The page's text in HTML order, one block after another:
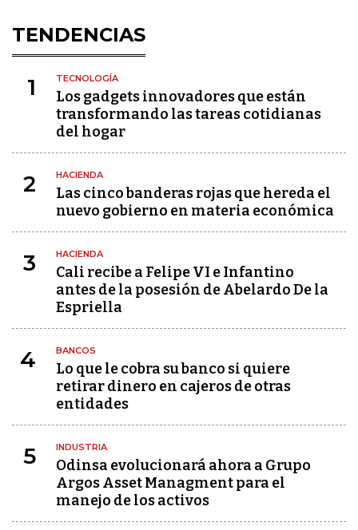
TENDENCIAS
1 TECNOLOGÍA
Los gadgets innovadores que están
transformando las tareas cotidianas
del hogar
2 HACIENDA
Las cinco banderas rojas que hereda el
nuevo gobierno en materia económica
3 HACIENDA
Cali recibe a Felipe VI e Infantino
antes de la posesión de Abelardo De la
Espriella
4 BANCOS
Lo que le cobra su banco si quiere
retirar dinero en cajeros de otras
entidades
5 INDUSTRIA
Odinsa evolucionará ahora a Grupo
Argos Asset Managment para el
manejo de los activos